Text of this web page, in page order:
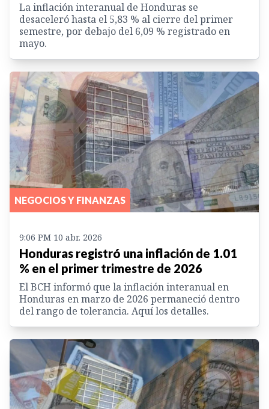
La inflación interanual de Honduras se
desaceleró hasta el 5,83 % al cierre del primer
semestre, por debajo del 6,09 % registrado en
mayo.
NEGOCIOS Y FINANZAS
9:06 PM 10 abr. 2026
Honduras registró una inflación de 1.01
% en el primer trimestre de 2026
El BCH informó que la inflación interanual en
Honduras en marzo de 2026 permaneció dentro
del rango de tolerancia. Aquí los detalles.